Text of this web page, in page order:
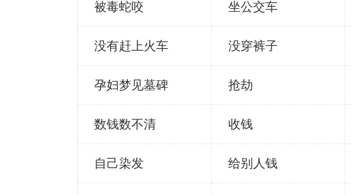
被毒蛇咬 坐公交车
没有赶上火车 没穿裤子
孕妇梦见墓碑 抢劫
数钱数不清 收钱
自己染发 给别人钱